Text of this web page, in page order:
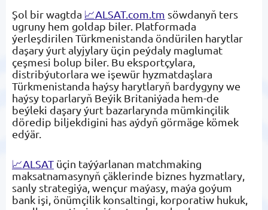
Şol bir wagtda 📈ALSAT.com.tm söwdanyň ters
ugruny hem goldap biler. Platformada
ýerleşdirilen Türkmenistanda öndürilen harytlar
daşary ýurt alyjylary üçin peýdaly maglumat
çeşmesi bolup biler. Bu eksportçylara,
distribýutorlara we işewür hyzmatdaşlara
Türkmenistanda haýsy harytlaryň bardygyny we
haýsy toparlaryň Beýik Britaniýada hem-de
beýleki daşary ýurt bazarlarynda mümkinçilik
döredip biljekdigini has aýdyň görmäge kömek
edýär.
📈ALSAT üçin taýýarlanan matchmaking
maksatnamasynyň çäklerinde biznes hyzmatlary,
sanly strategiýa, wençur maýasy, maýa goýum
bank işi, önümçilik konsaltingi, korporatiw hukuk,